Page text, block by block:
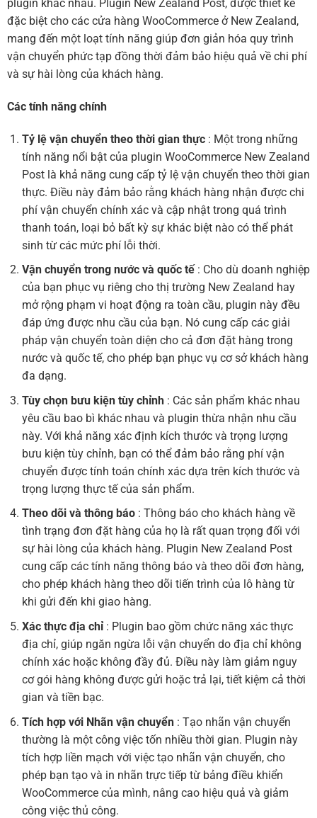
plugin khác nhau. Plugin New Zealand Post, được thiết kế
đặc biệt cho các cửa hàng WooCommerce ở New Zealand,
mang đến một loạt tính năng giúp đơn giản hóa quy trình
vận chuyển phức tạp đồng thời đảm bảo hiệu quả về chi phí
và sự hài lòng của khách hàng.
Các tính năng chính
Tỷ lệ vận chuyển theo thời gian thực: Một trong những
tính năng nổi bật của plugin WooCommerce New Zealand
Post là khả năng cung cấp tỷ lệ vận chuyển theo thời gian
thực. Điều này đảm bảo rằng khách hàng nhận được chi
phí vận chuyển chính xác và cập nhật trong quá trình
thanh toán, loại bỏ bất kỳ sự khác biệt nào có thể phát
sinh từ các mức phí lỗi thời.
Vận chuyển trong nước và quốc tế: Cho dù doanh nghiệp
của bạn phục vụ riêng cho thị trường New Zealand hay
mở rộng phạm vi hoạt động ra toàn cầu, plugin này đều
đáp ứng được nhu cầu của bạn. Nó cung cấp các giải
pháp vận chuyển toàn diện cho cả đơn đặt hàng trong
nước và quốc tế, cho phép bạn phục vụ cơ sở khách hàng
đa dạng.
Tùy chọn bưu kiện tùy chỉnh: Các sản phẩm khác nhau
yêu cầu bao bì khác nhau và plugin thừa nhận nhu cầu
này. Với khả năng xác định kích thước và trọng lượng
bưu kiện tùy chỉnh, bạn có thể đảm bảo rằng phí vận
chuyển được tính toán chính xác dựa trên kích thước và
trọng lượng thực tế của sản phẩm.
Theo dõi và thông báo: Thông báo cho khách hàng về
tình trạng đơn đặt hàng của họ là rất quan trọng đối với
sự hài lòng của khách hàng. Plugin New Zealand Post
cung cấp các tính năng thông báo và theo dõi đơn hàng,
cho phép khách hàng theo dõi tiến trình của lô hàng từ
khi gửi đến khi giao hàng.
Xác thực địa chỉ: Plugin bao gồm chức năng xác thực
địa chỉ, giúp ngăn ngừa lỗi vận chuyển do địa chỉ không
chính xác hoặc không đầy đủ. Điều này làm giảm nguy
cơ gói hàng không được gửi hoặc trả lại, tiết kiệm cả thời
gian và tiền bạc.
Tích hợp với Nhãn vận chuyển: Tạo nhãn vận chuyển
thường là một công việc tốn nhiều thời gian. Plugin này
tích hợp liền mạch với việc tạo nhãn vận chuyển, cho
phép bạn tạo và in nhãn trực tiếp từ bảng điều khiển
WooCommerce của mình, nâng cao hiệu quả và giảm
công việc thủ công.